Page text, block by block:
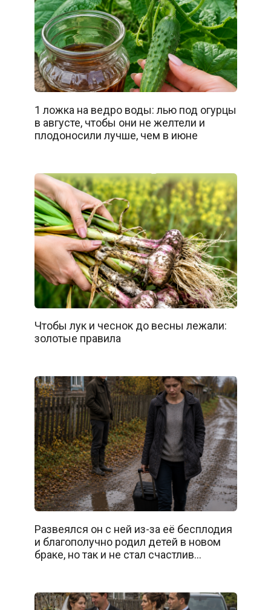
1 ложка на ведро воды: лью под огурцы
в августе, чтобы они не желтели и
плодоносили лучше, чем в июне
Чтобы лук и чеснок до весны лежали:
золотые правила
Развеялся он с ней из-за её бесплодия
и благополучно родил детей в новом
браке, но так и не стал счастлив…